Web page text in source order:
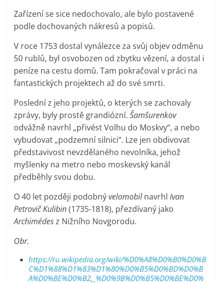
Zařízení se sice nedochovalo, ale bylo postavené
podle dochovaných nákresů a popisů.
V roce 1753 dostal vynálezce za svůj objev odměnu
50 rublů, byl osvobozen od zbytku vězení, a dostal i
peníze na cestu domů. Tam pokračoval v práci na
fantastických projektech až do své smrti.
Poslední z jeho projektů, o kterých se zachovaly
zprávy, byly prostě grandiózní.Šamšurenkov
odvážně navrhl „přivést Volhu do Moskvy“, a nebo
vybudovat „podzemní silnici“. Lze jen obdivovat
představivost nevzdělaného nevolníka, jehož
myšlenky na metro nebo moskevský kanál
předběhly svou dobu.
O 40 let později podobnývelomobilnavrhlIvan
Petrovič Kulibin(1735-1818), přezdívaný jako
Archimédesz Nižního Novgorodu.
Obr.
https://ru.wikipedia.org/wiki/%D0%A8%D0%B0%D0%B
C%D1%88%D1%83%D1%80%D0%B5%D0%BD%D0%B
A%D0%BE%D0%B2,_%D0%9B%D0%B5%D0%BE%D0%